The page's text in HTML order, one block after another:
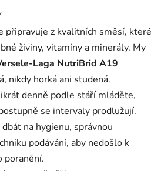
připravuje z kvalitních směsí, které
živiny, vitamíny a minerály. My
Laga NutriBrid A19
nikdy horká ani studená.
denně podle stáří mláděte,
se intervaly prodlužují.
na hygienu, správnou
podávání, aby nedošlo k
poranění.